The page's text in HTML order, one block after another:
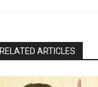
RELATED ARTICLES